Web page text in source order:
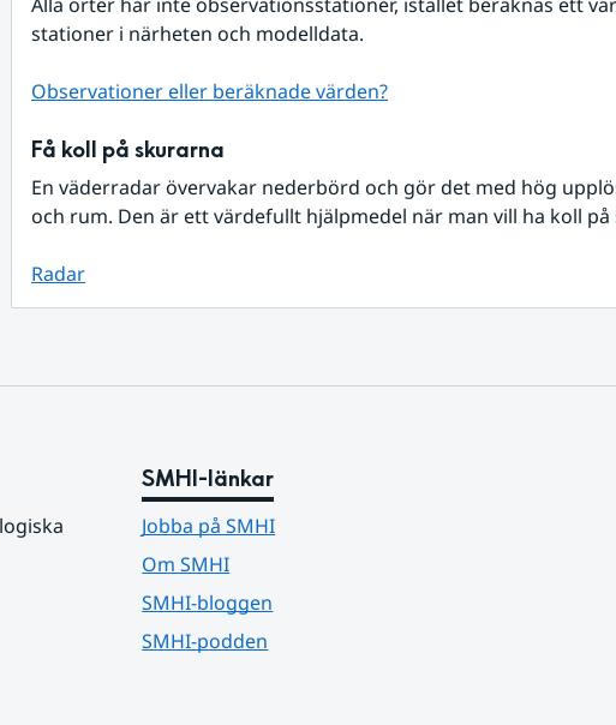
stationer i närheten och modelldata.
Observationer eller beräknade värden?
Få koll på skurarna
En väderradar övervakar nederbörd och gör det med hög
och rum. Den är ett värdefullt hjälpmedel när man vill ha koll på
Radar
SMHI-länkar
Jobba på SMHI
Om SMHI
SMHI-bloggen
SMHI-podden